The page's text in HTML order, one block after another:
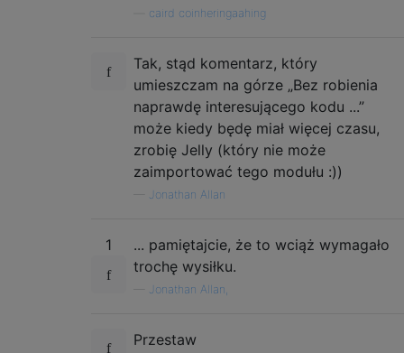
caird coinheringaahing
Tak, stąd komentarz, który
umieszczam na górze „Bez robienia
naprawdę interesującego kodu ...”
może kiedy będę miał więcej czasu,
zrobię Jelly (który nie może
zaimportować tego modułu :))
Jonathan Allan
1
... pamiętajcie, że to wciąż wymagało
trochę wysiłku.
Jonathan Allan,
Przestaw